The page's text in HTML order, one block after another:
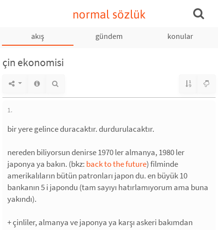
normal sözlük
akış gündem konular
çin ekonomisi
1.
bir yere gelince duracaktır. durdurulacaktır.
nereden biliyorsun denirse 1970 ler almanya, 1980 ler
japonya ya bakın. (bkz: back to the future) filminde
amerikalıların bütün patronları japon du. en büyük 10
bankanın 5 i japondu (tam sayıyı hatırlamıyorum ama buna
yakındı).
+ çinliler, almanya ve japonya ya karşı askeri bakımdan